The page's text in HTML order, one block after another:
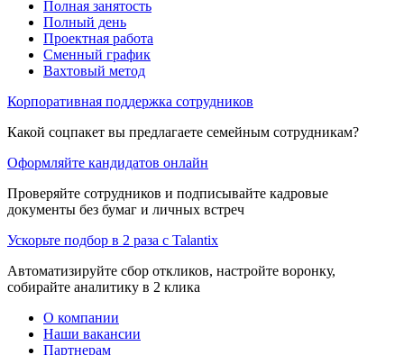
Полная занятость
Полный день
Проектная работа
Сменный график
Вахтовый метод
Корпоративная поддержка сотрудников
Какой соцпакет вы предлагаете семейным сотрудникам?
Оформляйте кандидатов онлайн
Проверяйте сотрудников и подписывайте кадровые
документы без бумаг и личных встреч
Ускорьте подбор в 2 раза с Talantix
Автоматизируйте сбор откликов, настройте воронку,
собирайте аналитику в 2 клика
О компании
Наши вакансии
Партнерам